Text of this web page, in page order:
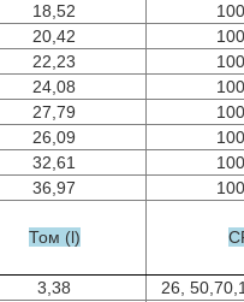
18,52
20,42
22,23
24,08
27,79
26,09
32,61
36,97
Том (l)
3,38 26,